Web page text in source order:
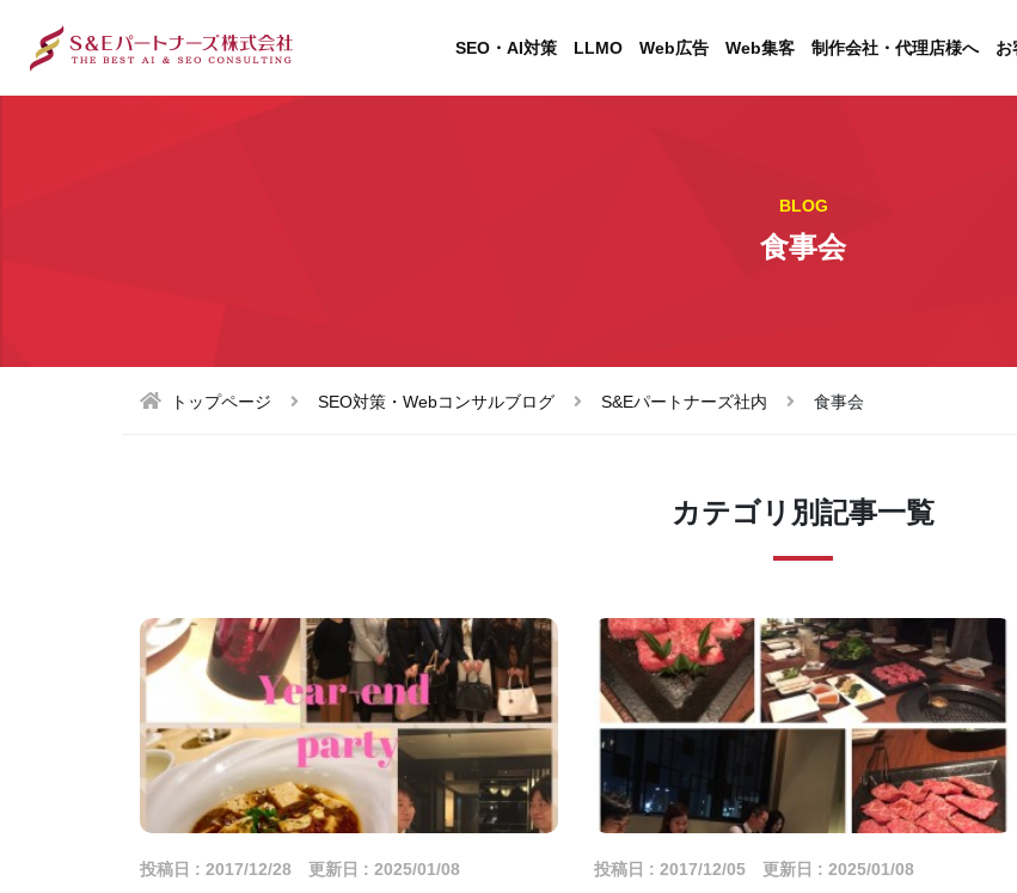
SEO・AI対策 LLMO Web広告 Web集客 制作会社・代理店様へ お
BLOG
食事会
トップページ SEO対策・Webコンサルブログ S&Eパートナーズ社内 食事会
カテゴリ別記事一覧
投稿日 : 2017/12/28 更新日 : 2025/01/08 投稿日 : 2017/12/05 更新日 : 2025/01/08